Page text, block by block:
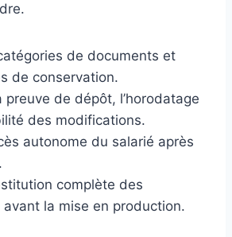
de documents et
de conservation.
preuve de dépôt, l’horodatage
des modifications.
autonome du salarié après
complète des
la mise en production.